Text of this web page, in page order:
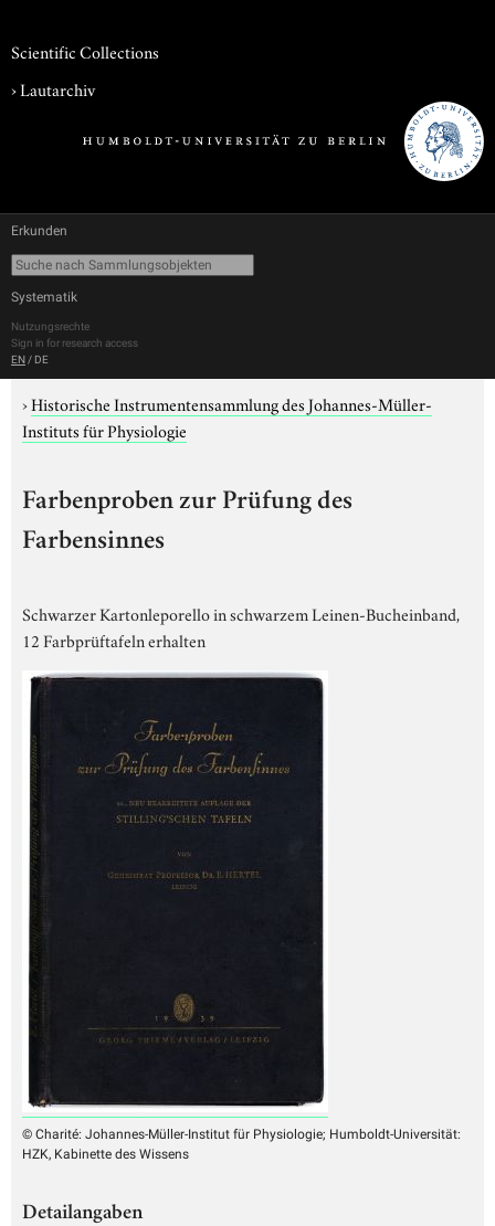
Scientific Collections
›Lautarchiv
Erkunden
Systematik
Nutzungsrechte
Sign in for research access
EN / DE
›Historische Instrumentensammlung des Johannes-Müller-
Instituts für Physiologie
Farbenproben zur Prüfung des
Farbensinnes
Schwarzer Kartonleporello in schwarzem Leinen-Bucheinband,
12 Farbprüftafeln erhalten
© Charité: Johannes-Müller-Institut für Physiologie; Humboldt-Universität:
HZK, Kabinette des Wissens
Detailangaben